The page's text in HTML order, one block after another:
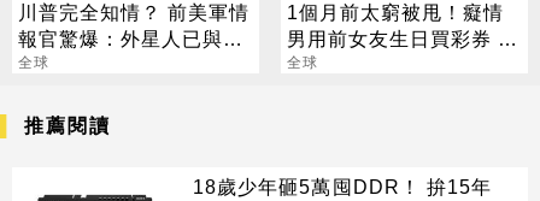
川普完全知情？ 前美軍情
報官驚爆：外星人已與人
類雜交繁殖
全球
1個月前太窮被甩！癡情
男用前女友生日買彩券 爽
中500萬
全球
推薦閱讀
18歲少年砸5萬囤DDR！ 拚15年